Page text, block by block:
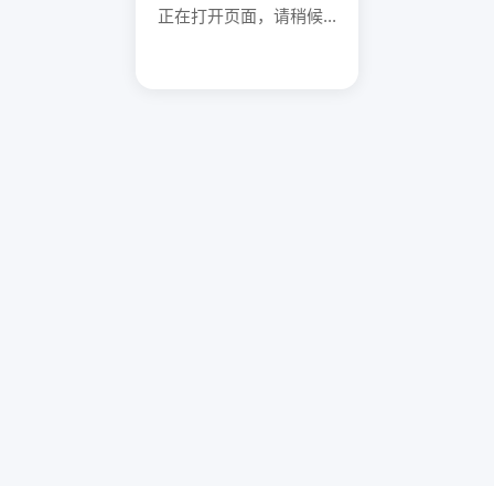
正在打开页面，请稍候...